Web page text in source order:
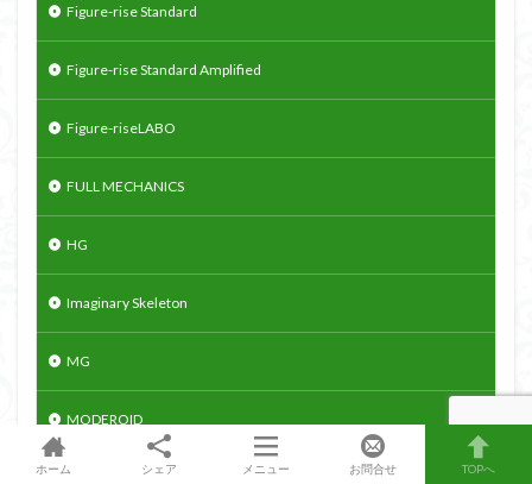
Figure-rise Standard
Figure-rise Standard Amplified
Figure-riseLABO
FULL MECHANICS
HG
Imaginary Skeleton
MG
MODEROID
PG
ホーム シェア メニュー お問合せ TOPへ